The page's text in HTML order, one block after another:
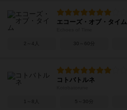
エコーズ・オブ・タイム
2～4人 30～60分
コトバトルネ
1～8人 5～30分